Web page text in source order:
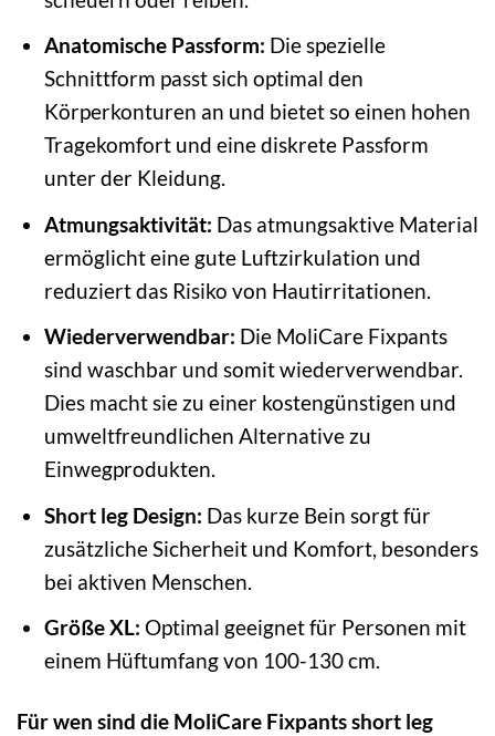
Anatomische Passform: Die spezielle
Schnittform passt sich optimal den
Körperkonturen an und bietet so einen hohen
Tragekomfort und eine diskrete Passform
unter der Kleidung.
Atmungsaktivität: Das atmungsaktive Material
ermöglicht eine gute Luftzirkulation und
reduziert das Risiko von Hautirritationen.
Wiederverwendbar: Die MoliCare Fixpants
sind waschbar und somit wiederverwendbar.
Dies macht sie zu einer kostengünstigen und
umweltfreundlichen Alternative zu
Einwegprodukten.
Short leg Design: Das kurze Bein sorgt für
zusätzliche Sicherheit und Komfort, besonders
bei aktiven Menschen.
Größe XL: Optimal geeignet für Personen mit
einem Hüftumfang von 100-130 cm.
Für wen sind die MoliCare Fixpants short leg